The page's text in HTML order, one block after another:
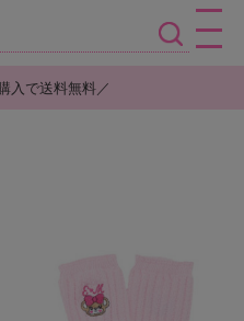
入で送料無料／